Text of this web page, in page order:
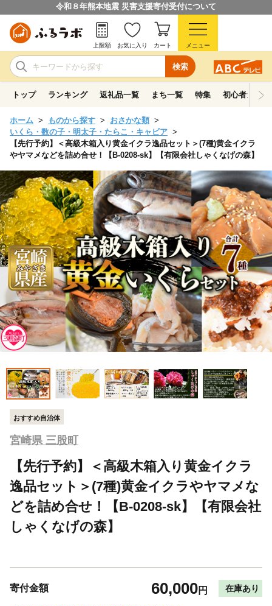
令和８年熊本地震 災害支援寄付受付について
検索
上限額 お気に入り カート メニュー
トップ ランキング 返礼品一覧 まち一覧 特集 初心者ガイド
ホーム ものから探す
おさかな類
いくら・数の子・明太子・たらこ・キャビア
【先行予約】＜高級木箱入り黄金イクラ逸品セット＞(7種)黄金イクラ
やヤマメなどを詰め合せ！【B-0208-sk】【有限会社しゃくなげの森】
おすすめ自治体
宮崎県 三股町
【先行予約】＜高級木箱入り黄金イクラ
逸品セット＞(7種)黄金イクラやヤマメな
どを詰め合せ！【B-0208-sk】【有限会社
しゃくなげの森】
寄付金額 60,000円 在庫あり